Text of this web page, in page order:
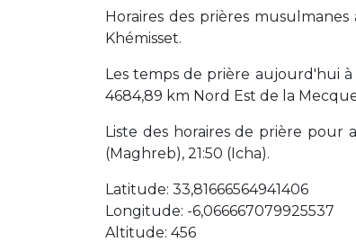
Horaires des prières
Khémisset.
Les temps de prière aujourd'hui à
4684,89 km Nord Est de la
Liste des horaires de prière pour
(Maghreb), 21:50 (Icha).
Latitude: 33,81666564941406
Longitude: -6,066667079925537
Altitude: 456